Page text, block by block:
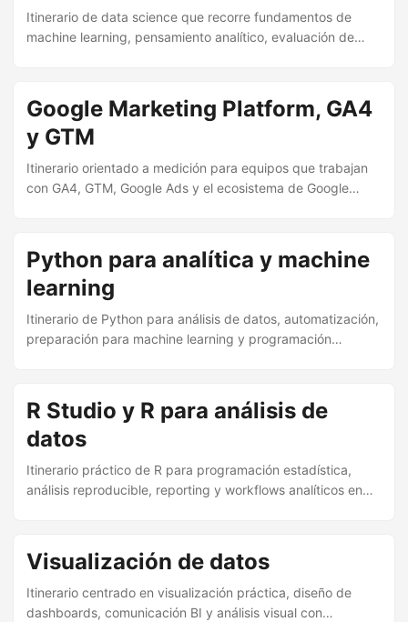
Itinerario de data science que recorre fundamentos de
machine learning, pensamiento analítico, evaluación de
Google Marketing Platform, GA4
y GTM
Itinerario orientado a medición para equipos que trabajan
con GA4, GTM, Google Ads y el ecosistema de Google
Python para analítica y machine
learning
Itinerario de Python para análisis de datos, automatización,
preparación para machine learning y programación
R Studio y R para análisis de
datos
Itinerario práctico de R para programación estadística,
análisis reproducible, reporting y workflows analíticos en
Visualización de datos
Itinerario centrado en visualización práctica, diseño de
dashboards, comunicación BI y análisis visual con